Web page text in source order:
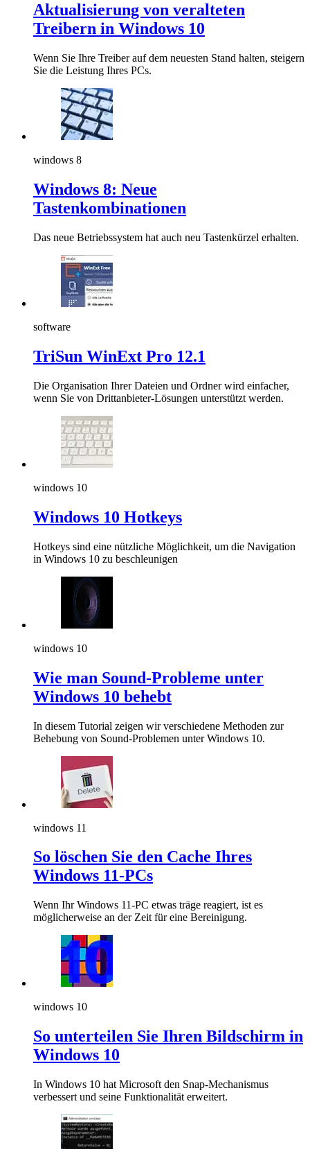
Aktualisierung von veralteten
Treibern in Windows 10
Wenn Sie Ihre Treiber auf dem neuesten Stand halten, steigern
Sie die Leistung Ihres PCs.
windows 8
Windows 8: Neue
Tastenkombinationen
Das neue Betriebssystem hat auch neu Tastenkürzel erhalten.
software
TriSun WinExt Pro 12.1
Die Organisation Ihrer Dateien und Ordner wird einfacher,
wenn Sie von Drittanbieter-Lösungen unterstützt werden.
windows 10
Windows 10 Hotkeys
Hotkeys sind eine nützliche Möglichkeit, um die Navigation
in Windows 10 zu beschleunigen
windows 10
Wie man Sound-Probleme unter
Windows 10 behebt
In diesem Tutorial zeigen wir verschiedene Methoden zur
Behebung von Sound-Problemen unter Windows 10.
windows 11
So löschen Sie den Cache Ihres
Windows 11-PCs
Wenn Ihr Windows 11-PC etwas träge reagiert, ist es
möglicherweise an der Zeit für eine Bereinigung.
windows 10
So unterteilen Sie Ihren Bildschirm in
Windows 10
In Windows 10 hat Microsoft den Snap-Mechanismus
verbessert und seine Funktionalität erweitert.